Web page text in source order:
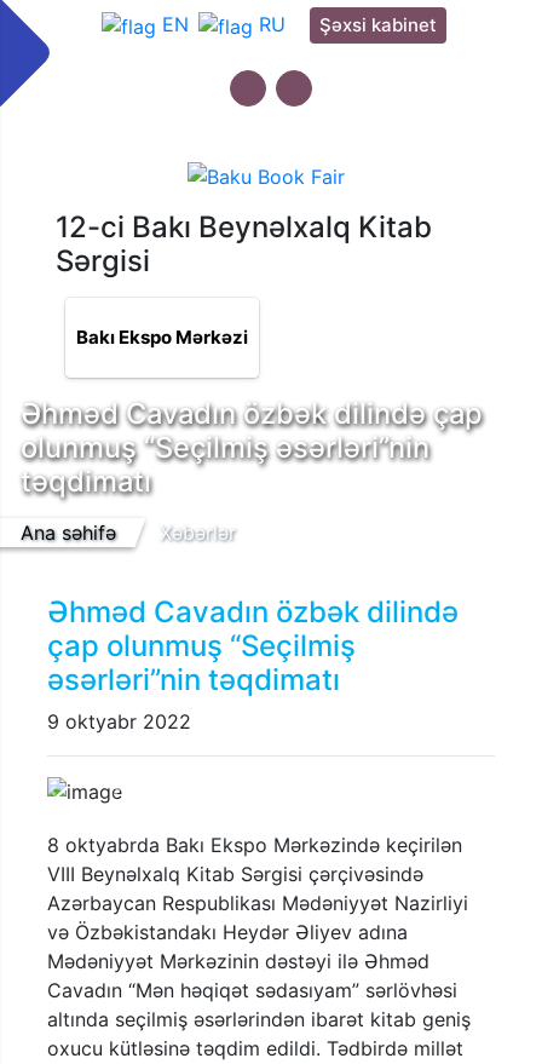
EN RU Şəxsi kabinet
12-ci Bakı Beynəlxalq Kitab
Sərgisi
Bakı Ekspo Mərkəzi
Əhməd Cavadın özbək dilində çap
olunmuş “Seçilmiş əsərləri”nin
təqdimatı
Ana səhifə Xəbərlər
Əhməd Cavadın özbək dilində
çap olunmuş “Seçilmiş
əsərləri”nin təqdimatı
9 oktyabr 2022
PreviousNext
8 oktyabrda Bakı Ekspo Mərkəzində keçirilən
VIII Beynəlxalq Kitab Sərgisi çərçivəsində
Azərbaycan Respublikası Mədəniyyət Nazirliyi
və Özbəkistandakı Heydər Əliyev adına
Mədəniyyət Mərkəzinin dəstəyi ilə Əhməd
Cavadın “Mən həqiqət sədasıyam” sərlövhəsi
altında seçilmiş əsərlərindən ibarət kitab geniş
oxucu kütləsinə təqdim edildi. Tədbirdə millət